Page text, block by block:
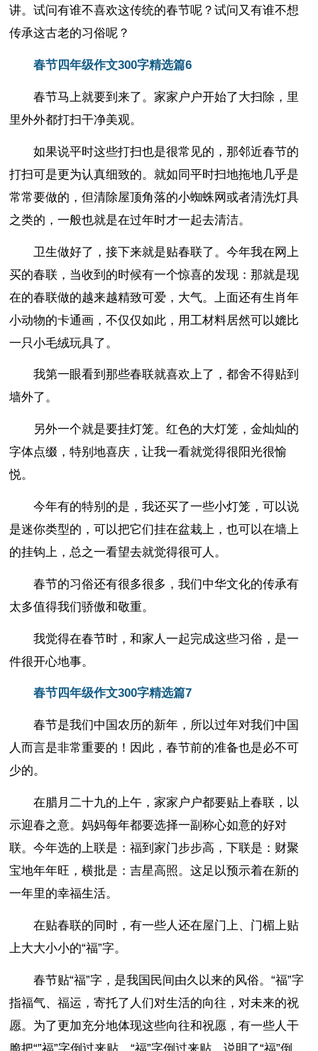
讲。试问有谁不喜欢这传统的春节呢？试问又有谁不想
传承这古老的习俗呢？
春节四年级作文300字精选篇6
春节马上就要到来了。家家户户开始了大扫除，里
里外外都打扫干净美观。
如果说平时这些打扫也是很常见的，那邻近春节的
打扫可是更为认真细致的。就如同平时扫地拖地几乎是
常常要做的，但清除屋顶角落的小蜘蛛网或者清洗灯具
之类的，一般也就是在过年时才一起去清洁。
卫生做好了，接下来就是贴春联了。今年我在网上
买的春联，当收到的时候有一个惊喜的发现：那就是现
在的春联做的越来越精致可爱，大气。上面还有生肖年
小动物的卡通画，不仅仅如此，用工材料居然可以媲比
一只小毛绒玩具了。
我第一眼看到那些春联就喜欢上了，都舍不得贴到
墙外了。
另外一个就是要挂灯笼。红色的大灯笼，金灿灿的
字体点缀，特别地喜庆，让我一看就觉得很阳光很愉
悦。
今年有的特别的是，我还买了一些小灯笼，可以说
是迷你类型的，可以把它们挂在盆栽上，也可以在墙上
的挂钩上，总之一看望去就觉得很可人。
春节的习俗还有很多很多，我们中华文化的传承有
太多值得我们骄傲和敬重。
我觉得在春节时，和家人一起完成这些习俗，是一
件很开心地事。
春节四年级作文300字精选篇7
春节是我们中国农历的新年，所以过年对我们中国
人而言是非常重要的！因此，春节前的准备也是必不可
少的。
在腊月二十九的上午，家家户户都要贴上春联，以
示迎春之意。妈妈每年都要选择一副称心如意的好对
联。今年选的上联是：福到家门步步高，下联是：财聚
宝地年年旺，横批是：吉星高照。这足以预示着在新的
一年里的幸福生活。
在贴春联的同时，有一些人还在屋门上、门楣上贴
上大大小小的“福”字。
春节贴“福”字，是我国民间由久以来的风俗。“福”字
指福气、福运，寄托了人们对生活的向往，对未来的祝
愿。为了更加充分地体现这些向往和祝愿，有一些人干
脆把“”福”字倒过来贴。“福”字倒过来贴，说明了“福”倒